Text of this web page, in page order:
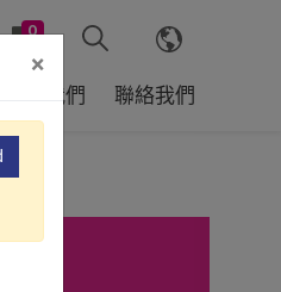
關於我們 聯絡我們
0
×